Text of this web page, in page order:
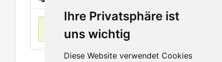
Ihre Privatsphäre ist
uns wichtig
Diese Website verwendet Cookies